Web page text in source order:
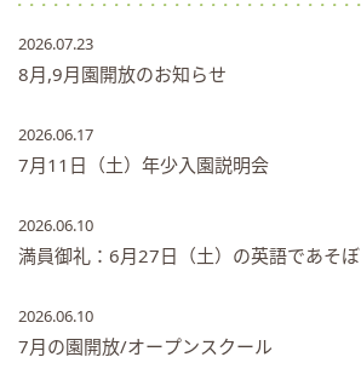
2026.07.23
8月,9月園開放のお知らせ
2026.06.17
7月11日（土）年少入園説明会
2026.06.10
満員御礼：6月27日（土）の英語であそぼ
2026.06.10
7月の園開放/オープンスクール